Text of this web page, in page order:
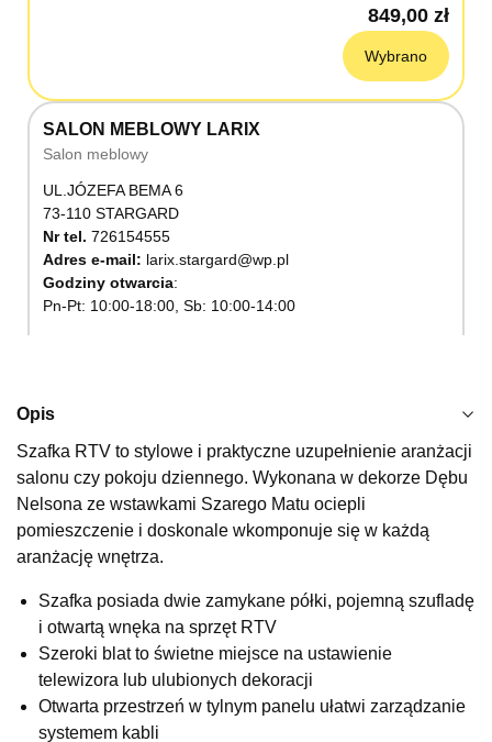
849,00 zł
Wybrano
SALON MEBLOWY LARIX
Salon meblowy
UL.JÓZEFA BEMA 6
73-110 STARGARD
Nr tel. 726154555
Adres e-mail: larix.stargard@wp.pl
Godziny otwarcia
Pn-Pt: 10:00-18:00, Sb: 10:00-14:00
SALON MEBLOWY KUBUŚ
Salon meblowy
66-470 KOSTRZYN NAD ODRĄ
Nr tel.507103199
Pn-Pt: 10:00-18:00, Sb: 10:00-14:00
849,00 zł
Opis
Szafka RTV to stylowe i praktyczne uzupełnienie aranżacji
salonu czy pokoju dziennego. Wykonana w dekorze Dębu
Nelsona ze wstawkami Szarego Matu ociepli
pomieszczenie i doskonale wkomponuje się w każdą
aranżację wnętrza.
Szafka posiada dwie zamykane półki, pojemną szufladę
i otwartą wnęka na sprzęt RTV
Szeroki blat to świetne miejsce na ustawienie
telewizora lub ulubionych dekoracji
Otwarta przestrzeń w tylnym panelu ułatwi zarządzanie
systemem kabli